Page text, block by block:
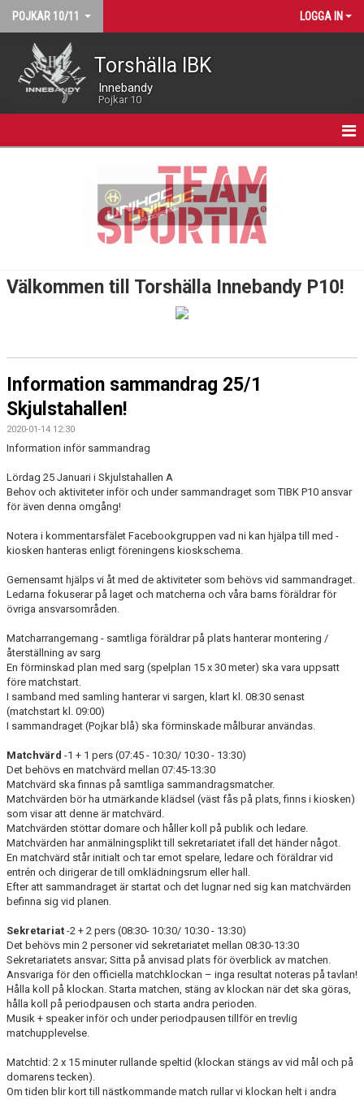
POJKAR 10/11 LOGGA IN
Torshälla IBK
Innebandy
Pojkar 10
KONTAKT
GÄSTBOK
Välkommen till Torshälla Innebandy P10!
Information sammandrag 25/1
Skjulstahallen!
2020-01-14 12:30
Information inför sammandrag
Lördag 25 Januari i Skjulstahallen A
Behov och aktiviteter inför och under sammandraget som TIBK P10 ansvar
för även denna omgång!
Notera i kommentarsfälet Facebookgruppen vad ni kan hjälpa till med -
kiosken hanteras enligt föreningens kioskschema.
Gemensamt hjälps vi åt med de aktiviteter som behövs vid sammandraget.
Ledarna fokuserar på laget och matcherna och våra barns föräldrar för
övriga ansvarsområden.
Matcharrangemang - samtliga föräldrar på plats hanterar montering /
återställning av sarg
En förminskad plan med sarg (spelplan 15 x 30 meter) ska vara uppsatt
före matchstart.
I samband med samling hanterar vi sargen, klart kl. 08:30 senast
(matchstart kl. 09:00)
I sammandraget (Pojkar blå) ska förminskade målburar användas.
Matchvärd -1 + 1 pers (07:45 - 10:30/ 10:30 - 13:30)
Det behövs en matchvärd mellan 07:45-13:30
Matchvärd ska finnas på samtliga sammandragsmatcher.
Matchvärden bör ha utmärkande klädsel (väst fås på plats, finns i kiosken)
som visar att denne är matchvärd.
Matchvärden stöttar domare och håller koll på publik och ledare.
Matchvärden har anmälningsplikt till sekretariatet ifall det händer något.
En matchvärd står initialt och tar emot spelare, ledare och föräldrar vid
entrén och dirigerar de till omklädningsrum eller hall.
Efter att sammandraget är startat och det lugnar ned sig kan matchvärden
befinna sig vid planen.
Sekretariat -2 + 2 pers (08:30- 10:30/ 10:30 - 13:30)
Det behövs min 2 personer vid sekretariatet mellan 08:30-13:30
Sekretariatets ansvar; Sitta på anvisad plats för överblick av matchen.
Ansvariga för den officiella matchklockan – inga resultat noteras på tavlan!
Hålla koll på klockan. Starta matchen, stäng av klockan när det ska göras,
hålla koll på periodpausen och starta andra perioden.
Musik + speaker inför och under periodpausen tillför en trevlig
matchupplevelse.
Matchtid: 2 x 15 minuter rullande speltid (klockan stängs av vid mål och på
domarens tecken).
Om tiden blir kort till nästkommande match rullar vi klockan helt i andra